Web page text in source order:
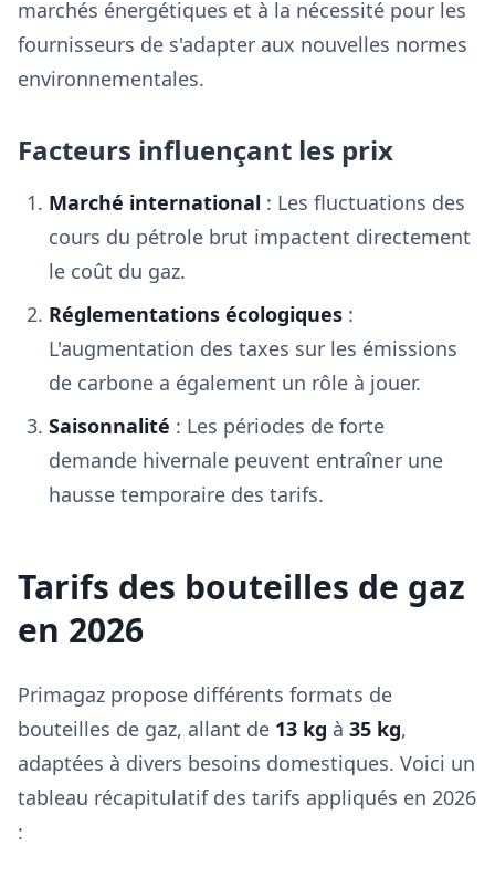
marchés énergétiques et à la nécessité pour les
fournisseurs de s'adapter aux nouvelles normes
environnementales.
Facteurs influençant les prix
Marché international : Les fluctuations des
cours du pétrole brut impactent directement
le coût du gaz.
Réglementations écologiques :
L'augmentation des taxes sur les émissions
de carbone a également un rôle à jouer.
Saisonnalité : Les périodes de forte
demande hivernale peuvent entraîner une
hausse temporaire des tarifs.
Tarifs des bouteilles de gaz
en 2026
Primagaz propose différents formats de
bouteilles de gaz, allant de 13 kg à 35 kg,
adaptées à divers besoins domestiques. Voici un
tableau récapitulatif des tarifs appliqués en 2026
: